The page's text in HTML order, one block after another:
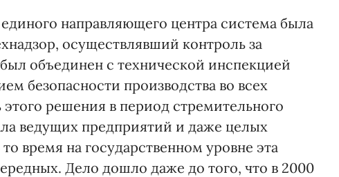
направляющего центра система была
осуществлявший контроль за
объединен с технической инспекцией
безопасности производства во всех
решения в период стремительного
ведущих предприятий и даже целых
время на государственном уровне эта
Дело дошло даже до того, что в 2000